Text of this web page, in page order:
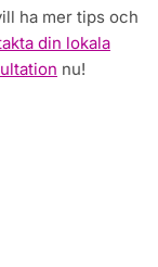
ha mer tips och
din lokala
nu!